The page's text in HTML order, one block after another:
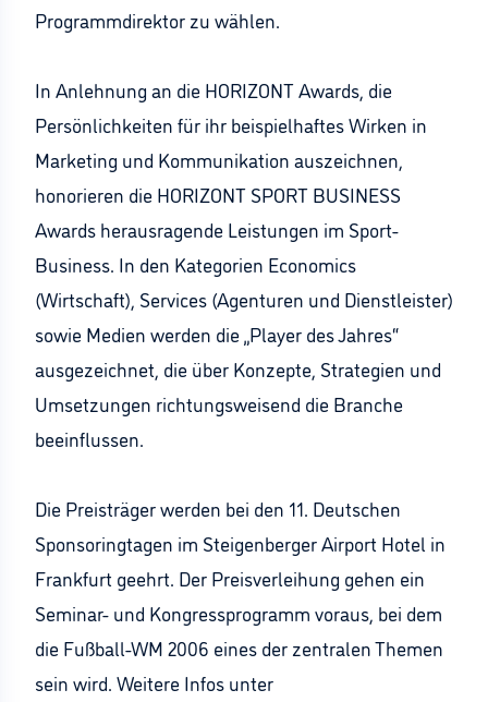
Programmdirektor zu wählen.
In Anlehnung an die HORIZONT Awards, die
Persönlichkeiten für ihr beispielhaftes Wirken in
Marketing und Kommunikation auszeichnen,
honorieren die HORIZONT SPORT BUSINESS
Awards herausragende Leistungen im Sport-
Business. In den Kategorien Economics
(Wirtschaft), Services (Agenturen und Dienstleister)
sowie Medien werden die „Player des Jahres“
ausgezeichnet, die über Konzepte, Strategien und
Umsetzungen richtungsweisend die Branche
beeinflussen.
Die Preisträger werden bei den 11. Deutschen
Sponsoringtagen im Steigenberger Airport Hotel in
Frankfurt geehrt. Der Preisverleihung gehen ein
Seminar- und Kongressprogramm voraus, bei dem
die Fußball-WM 2006 eines der zentralen Themen
sein wird. Weitere Infos unter